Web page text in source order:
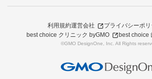
利用規約運営会社
プライバシーポリ
best choice クリニック byGMO
best choice
©GMO DesignOne, Inc. All Rights